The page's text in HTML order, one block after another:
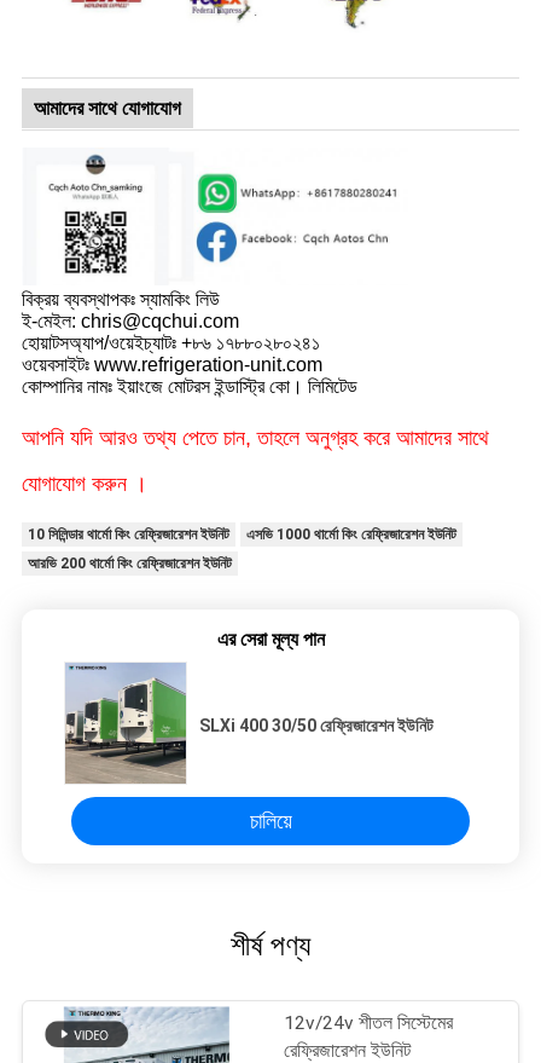
আমাদের সাথে যোগাযোগ
বিক্রয় ব্যবস্থাপকঃ স্যামকিং লিউ
ই-মেইল: chris@cqchui.com
হোয়াটসঅ্যাপ/ওয়েইচ্যাটঃ +৮৬ ১৭৮৮০২৮০২৪১
ওয়েবসাইটঃ www.refrigeration-unit.com
কোম্পানির নামঃ ইয়াংজে মোটরস ইন্ডাস্ট্রি কো। লিমিটেড
আপনি যদি আরও তথ্য পেতে চান, তাহলে অনুগ্রহ করে আমাদের সাথে
যোগাযোগ করুন ।
10 সিলিন্ডার থার্মো কিং রেফ্রিজারেশন ইউনিট
এসভি 1000 থার্মো কিং রেফ্রিজারেশন ইউনিট
আরভি 200 থার্মো কিং রেফ্রিজারেশন ইউনিট
এর সেরা মূল্য পান
SLXi 400 30/50 রেফ্রিজারেশন ইউনিট
চালিয়ে
শীর্ষ পণ্য
12v/24v শীতল সিস্টেমের
রেফ্রিজারেশন ইউনিট